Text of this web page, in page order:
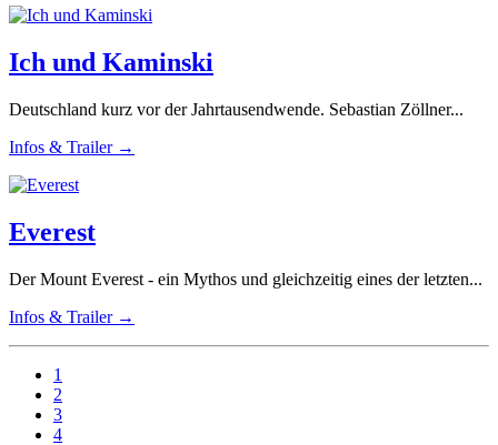
Ich und Kaminski
Deutschland kurz vor der Jahrtausendwende. Sebastian Zöllner...
Infos & Trailer →
Everest
Der Mount Everest - ein Mythos und gleichzeitig eines der letzten...
Infos & Trailer →
1
2
3
4